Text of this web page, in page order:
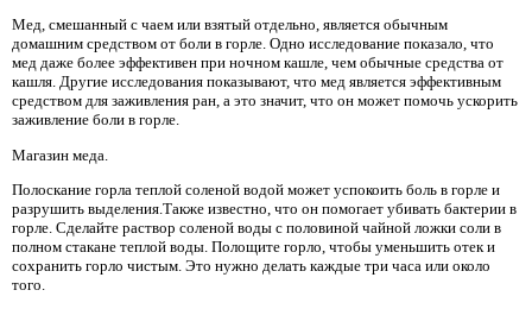
Мед, смешанный с чаем или взятый отдельно, является обычным
домашним средством от боли в горле. Одно исследование показало, что
мед даже более эффективен при ночном кашле, чем обычные средства от
кашля. Другие исследования показывают, что мед является эффективным
средством для заживления ран, а это значит, что он может помочь ускорить
заживление боли в горле.
Магазин меда.
Полоскание горла теплой соленой водой может успокоить боль в горле и
разрушить выделения.Также известно, что он помогает убивать бактерии в
горле. Сделайте раствор соленой воды с половиной чайной ложки соли в
полном стакане теплой воды. Полощите горло, чтобы уменьшить отек и
сохранить горло чистым. Это нужно делать каждые три часа или около
того.